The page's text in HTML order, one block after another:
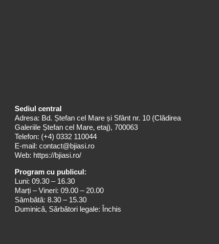
Sediul central
Adresa: Bd. Ștefan cel Mare și Sfânt nr. 10 (Clădirea
Galeriile Ștefan cel Mare, etaj), 700063
Telefon: (+4) 0332 110044
E-mail: contact@bjiasi.ro
Web: https://bjiasi.ro/
Program cu publicul:
Luni: 09.30 – 16.30
Marți – Vineri: 09.00 – 20.00
Sâmbătă: 8.30 – 15.30
Duminică, Sărbători legale: Închis